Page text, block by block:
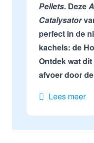
Pellets. Deze
Catalysator
perfect in de
kachels: de
Ontdek wat
afvoer door
Lees meer